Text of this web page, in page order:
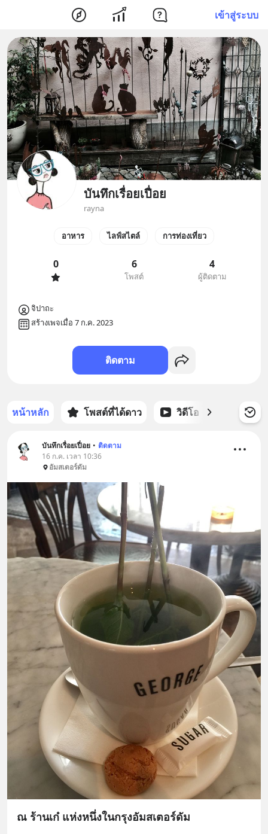
เข้าสู่ระบบ
บันทึกเรื่อยเปื่อย
rayna
อาหาร ไลฟ์สไตล์ การท่องเที่ยว
0 6
โพสต์
4
ผู้ติดตาม
จิปาถะ
สร้างเพจเมื่อ 7 ก.ค. 2023
ติดตาม
หน้าหลัก โพสต์ที่ได้ดาว วิดีโอ พอดแ
บันทึกเรื่อยเปื่อย • ติดตาม
16 ก.ค. เวลา 10:36
อัมสเตอร์ดัม
ณ ร้านเก๋ แห่งหนึ่งในกรุงอัมสเตอร์ดัม